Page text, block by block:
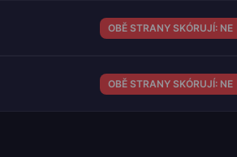
OBĚ STRANY SKÓRUJÍ: NE
OBĚ STRANY SKÓRUJÍ: NE